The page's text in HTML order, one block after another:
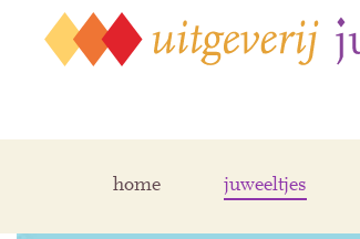
home juweeltjes